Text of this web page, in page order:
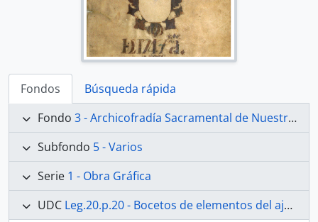
Fondos
Búsqueda rápida
Fondo 3 - Archicofradía Sacramental de Nuestra Señora de los Dolores
Subfondo 5 - Varios
Serie 1 - Obra Gráfica
UDC Leg.20.p.20 - Bocetos de elementos del ajuar de la Virgen de los Dolores